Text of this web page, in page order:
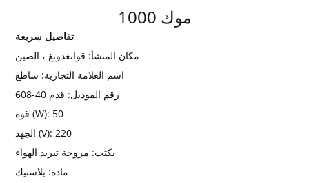
موك 1000
تفاصيل سريعة
مكان المنشأ: قوانغدونغ ، الصين
اسم العلامة التجارية: ساطع
رقم الموديل: قدم 40-608
قوة (W): 50
الجهد (V): 220
يكتب: مروحة تبريد الهواء
مادة: بلاستيك